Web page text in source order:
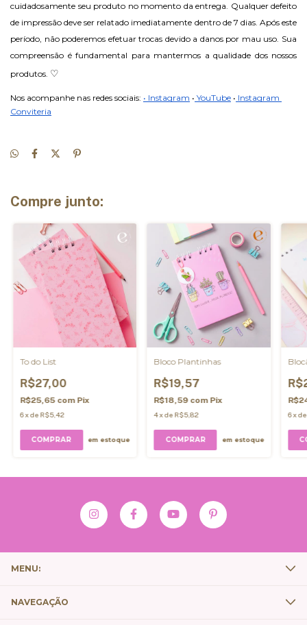
cuidadosamente seu produto no momento da entrega. Qualquer defeito
de impressão deve ser relatado imediatamente dentro de 7 dias. Após este
período, não poderemos efetuar trocas devido a danos por mau uso. Sua
compreensão é fundamental para mantermos a qualidade dos nossos
produtos. ♡
Nos acompanhe nas redes sociais: • Instagram • YouTube • Instagram
Conviteria
Compre junto:
To do List
R$27,00
R$25,65 com Pix
6 xdeR$5,42
COMPRAR em estoque
Bloco Plantinhas
R$19,57
R$18,59 com Pix
4 xdeR$5,82
COMPRAR em estoque
6 x
MENU:
NAVEGAÇÃO